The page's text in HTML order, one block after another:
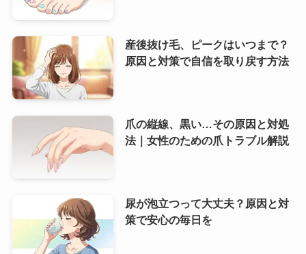
産後抜け毛、ピークはいつまで？
原因と対策で自信を取り戻す方法
爪の縦線、黒い…その原因と対処
法｜女性のための爪トラブル解説
尿が泡立つって大丈夫？原因と対
策で安心の毎日を